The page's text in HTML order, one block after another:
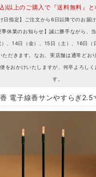
)以上のご購入で『送料無料』と
日指定】ご注文から6日以降でのお届
休業のお知らせ】誠に勝手ながら、
）、14日（金）、15日（土）、16日（
ただきます。なお、実店舗は通常どお
をおかけいたしますが、何卒よろしく
す。
電子線香サンやすらぎ2.5